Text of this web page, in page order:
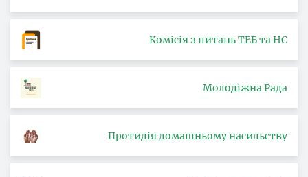
Комісія з питань ТЕБ та НС
Молодіжна Рада
Протидія домашньому насильству